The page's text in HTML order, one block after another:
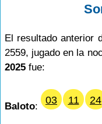
El resultado anterior
2559, jugado en la
2025 fue:
Baloto:
03 11 24